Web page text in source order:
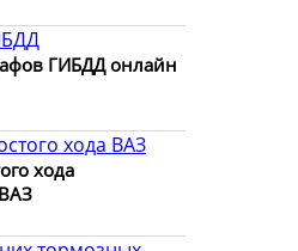
ГИБДД онлайн
хода